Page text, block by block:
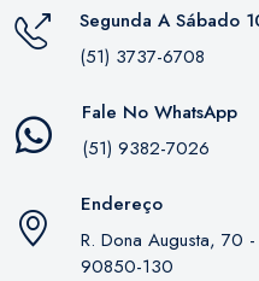
Segunda A Sábado
(51) 3737-6708
Fale No WhatsApp
(51) 9382-7026
Endereço
R. Dona Augusta, 70
90850-130